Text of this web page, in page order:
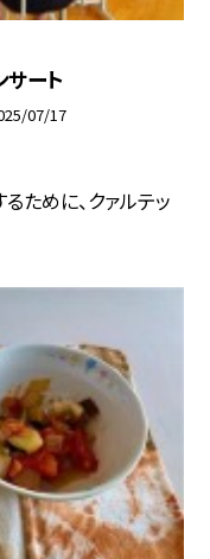
サート
07/17
ために、クァルテッ